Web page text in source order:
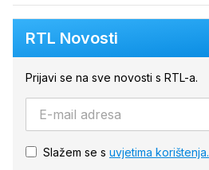
RTL Novosti
Prijavi se na sve novosti s RTL-a.
Slažem se s uvjetima korištenja.